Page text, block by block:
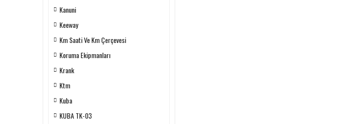
Kanuni
Keeway
Km Saati Ve Km Çerçevesi
Koruma Ekipmanları
Krank
Ktm
Kuba
KUBA TK-03